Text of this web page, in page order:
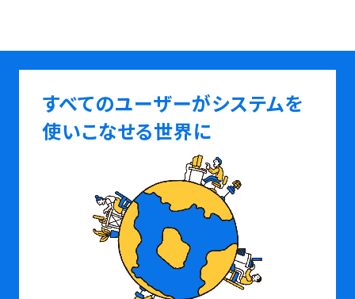
すべてのユーザーがシステムを
使いこなせる世界に